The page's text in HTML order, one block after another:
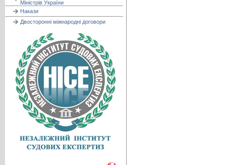
Міністрів України
Накази
Двосторонні міжнародні договори